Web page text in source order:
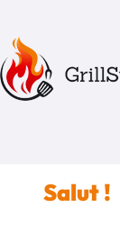
Salut !